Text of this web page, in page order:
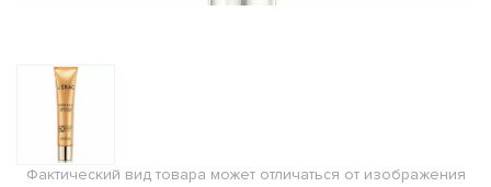
Фактический вид товара может отличаться от изображения